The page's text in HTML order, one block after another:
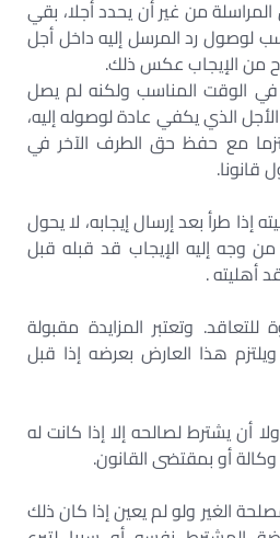
من غير أن يحدد أجلا، بقي
لوصول رد المرسل إليه داخل أجل
من الإيجاب عكس ذلك.
في الوقت المناسب ولكنه لم يصل
الذي يكفي عادة لوصوله إليه،
مع حفظ حق الطرف الآخر في
طرأ بعد إرسال إيجابه، لا يحول
وجه إليه الإيجاب قد قبله قبل
أهليته .
للتعاقد. وتعتبر المزايدة مقبولة
هذا العارض بعرضه إذا قبل
أن يشترط لصالحه إلا إذا كانت له
أو بمقتضى القانون.
الغير ولو لم يعين إذا كان ذلك